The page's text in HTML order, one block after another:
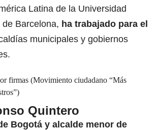
Latina de la Universidad
Barcelona, ha trabajado para el
municipales y gobiernos
firmas (Movimiento ciudadano “Más
Quintero
Bogotá y alcalde menor de